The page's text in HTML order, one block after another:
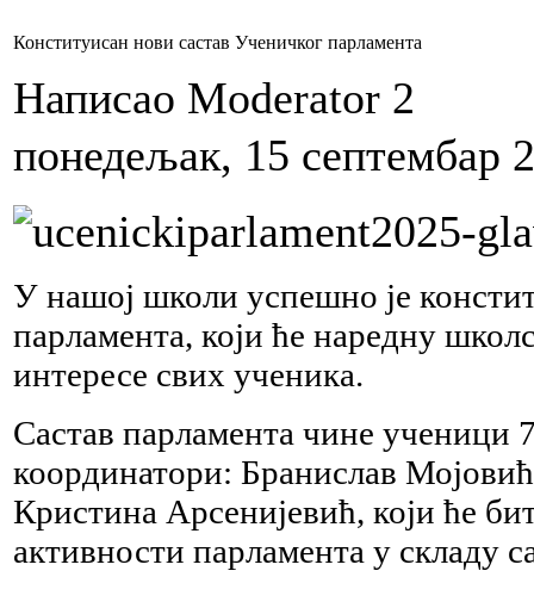
Конституисан нови састав Ученичког парламента
Написао Moderator 2
понедељак, 15 септембар
У нашој школи успешно је
парламента, који ће наредну
интересе свих ученика.
Састав парламента чине ученици
координатори: Бранислав
Кристина Арсенијевић, који ће
активности парламента у складу